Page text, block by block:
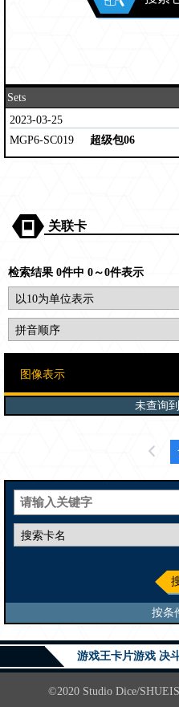
Sets
2023-03-25
MGP6-SC019
超级包06
关联卡
检索结果 0件中 0～0件表示
未查询
按条
游戏王卡片游戏 决
©2020 Studio Dice/